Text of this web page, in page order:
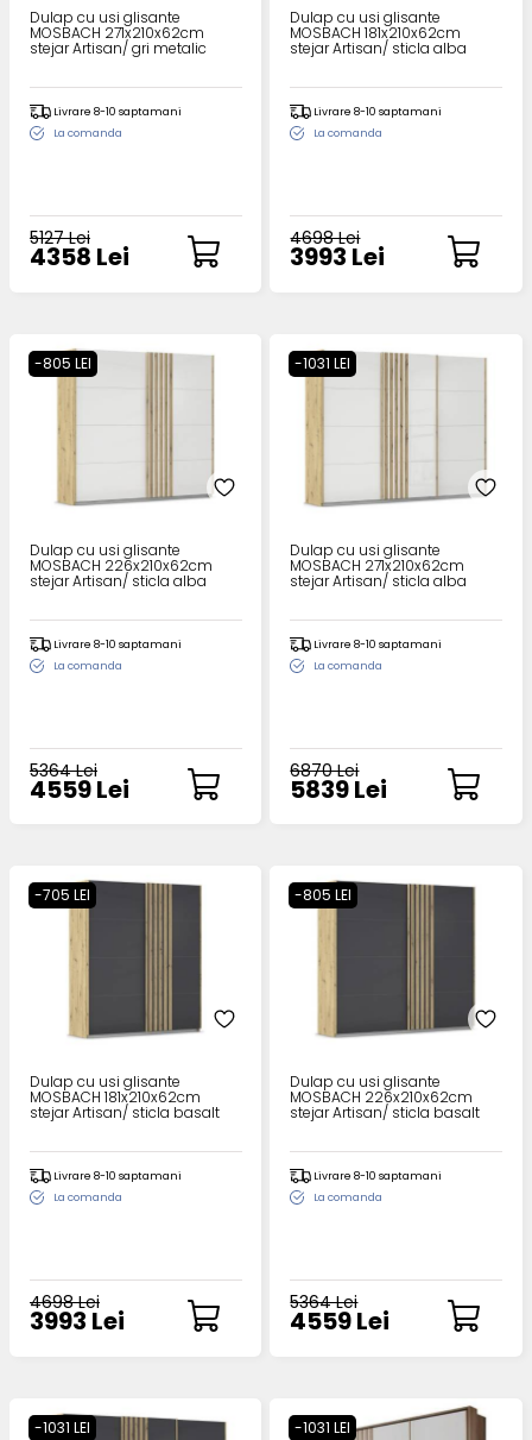
Dulap cu usi glisante
MOSBACH 271x210x62cm
stejar Artisan/ gri metalic
Livrare 8-10 saptamani
La comanda
5127 Lei
4358 Lei
Dulap cu usi glisante
MOSBACH 181x210x62cm
stejar Artisan/ sticla alba
Livrare 8-10 saptamani
La comanda
4698 Lei
3993 Lei
-805 LEI
Dulap cu usi glisante
MOSBACH 226x210x62cm
stejar Artisan/ sticla alba
Livrare 8-10 saptamani
La comanda
5364 Lei
4559 Lei
-1031 LEI
Dulap cu usi glisante
MOSBACH 271x210x62cm
stejar Artisan/ sticla alba
Livrare 8-10 saptamani
La comanda
6870 Lei
5839 Lei
-705 LEI
Dulap cu usi glisante
MOSBACH 181x210x62cm
stejar Artisan/ sticla basalt
Livrare 8-10 saptamani
La comanda
4698 Lei
3993 Lei
-805 LEI
Dulap cu usi glisante
MOSBACH 226x210x62cm
stejar Artisan/ sticla basalt
Livrare 8-10 saptamani
La comanda
5364 Lei
4559 Lei
-1031 LEI -1031 LEI